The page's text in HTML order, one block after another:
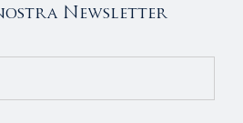
Newsletter